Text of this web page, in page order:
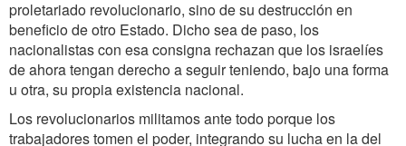
proletariado revolucionario, sino de su destrucción en
beneficio de otro Estado. Dicho sea de paso, los
nacionalistas con esa consigna rechazan que los israelíes
de ahora tengan derecho a seguir teniendo, bajo una forma
u otra, su propia existencia nacional.
Los revolucionarios militamos ante todo porque los
trabajadores tomen el poder, integrando su lucha en la del